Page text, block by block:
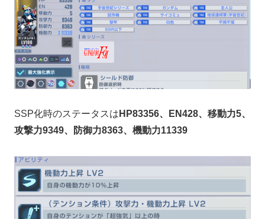
SSP化時のステータスは HP83356、EN428、移動力5、
攻撃力9349、防御力8363、機動力11339